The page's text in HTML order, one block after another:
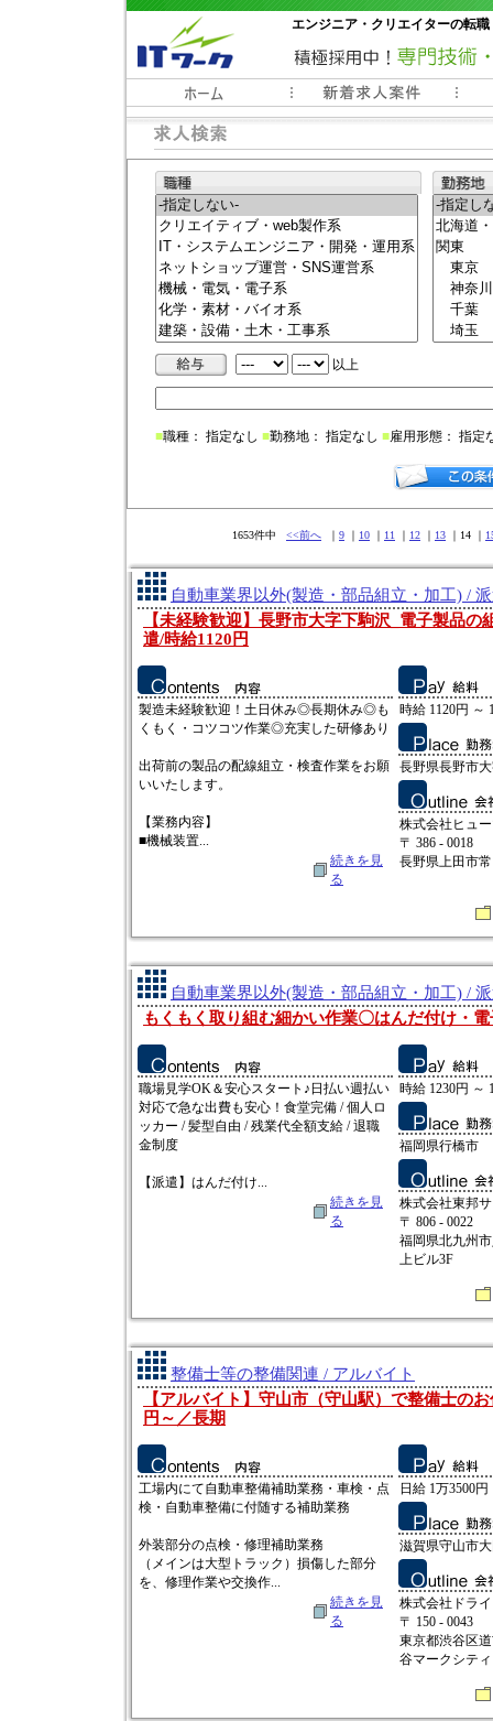
エンジニア・クリエイターの転
常時3000件以上の求人情報掲載中
以上
■職種： 指定なし ■勤務地： 指定なし ■雇用形態： 指定
1653件中 <<前へ ｜ 9 ｜ 10 ｜ 11 ｜ 12 ｜ 13 ｜14 ｜
自動車業界以外(製造・部品組立・加工) /
【未経験歓迎】長野市大字下駒沢_電子製品の
遣/時給1120円
製造未経験歓迎！土日休み◎長期休み◎も
くもく・コツコツ作業◎充実した研修あり
出荷前の製品の配線組立・検査作業をお願
いいたします。
【業務内容】
■機械装置...
続きを見
る
時給 1120円 ～
長野県長野市
株式会社ヒュ
〒 386 - 0018
長野県上田市
自動車業界以外(製造・部品組立・加工) /
もくもく取り組む細かい作業〇はんだ付け・
職場見学OK＆安心スタート♪日払い週払い
対応で急な出費も安心！食堂完備 / 個人ロ
ッカー / 髪型自由 / 残業代全額支給 / 退職
金制度
【派遣】はんだ付け...
続きを見
る
時給 1230円 ～
福岡県行橋市
株式会社東邦
〒 806 - 0022
福岡県北九州
上ビル3F
整備士等の整備関連 / アルバイト
【アルバイト】守山市（守山駅）で整備士の
円～／長期
工場内にて自動車整備補助業務・車検・点
検・自動車整備に付随する補助業務
外装部分の点検・修理補助業務
（メインは大型トラック）損傷した部分
を、修理作業や交換作...
続きを見
る
日給 1万3500円
滋賀県守山市
株式会社ドラ
〒 150 - 0043
東京都渋谷区
谷マークシテ